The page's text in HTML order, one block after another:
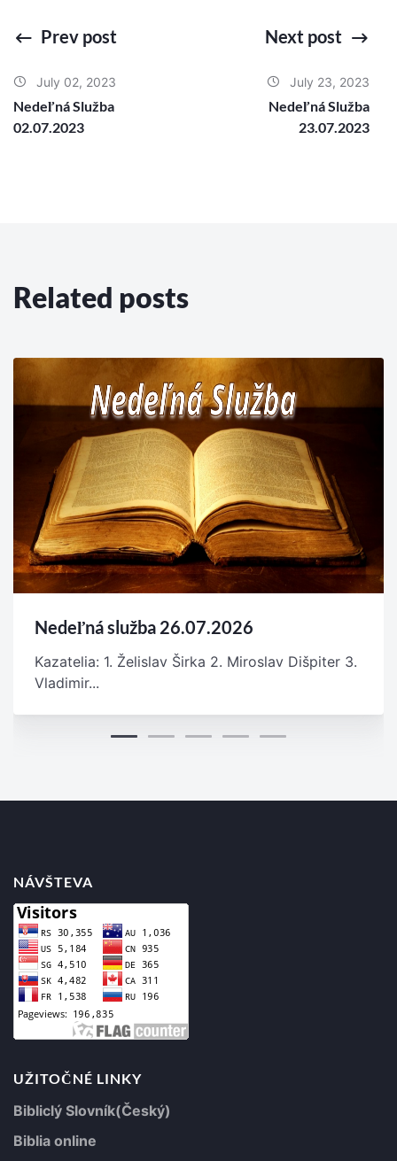
Prev post
July 02, 2023
Nedeľná Služba
02.07.2023
Next post
July 23, 2023
Nedeľná Služba
23.07.2023
Related posts
Nedeľná služba 26.07.2026
Kazatelia: 1. Želislav Širka 2. Miroslav Dišpiter 3.
Vladimir...
NÁVŠTEVA
UŽITOČNÉ LINKY
Bibliclý Slovník(Český)
Biblia online